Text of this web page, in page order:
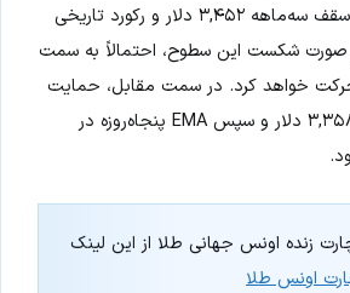
مهم طلا در محدوده سقف سه‌ماهه ۳,۴۵۲ دلار و رکورد تاریخی
و در صورت شکست این سطوح، احتمالاً به سمت
۳,۶۳۰ دلار حرکت خواهد کرد. در سمت مقابل، حمایت
اولیه در EMA نه‌روزه ۳,۳۵۸ دلار و سپس EMA پنجاه‌روزه در
زنده اونس جهانی طلا از این لینک
اونس طلا